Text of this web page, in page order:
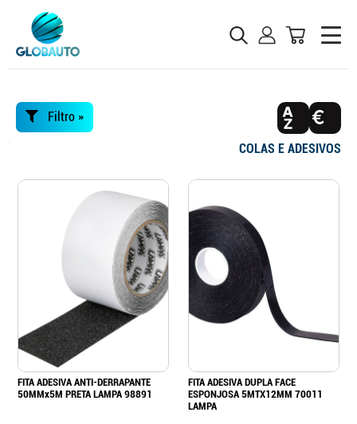
Filtro »
COLAS E ADESIVOS
FITA ADESIVA ANTI-DERRAPANTE
50MMx5M PRETA LAMPA 98891
FITA ADESIVA DUPLA FACE
ESPONJOSA 5MTX12MM 70011
LAMPA